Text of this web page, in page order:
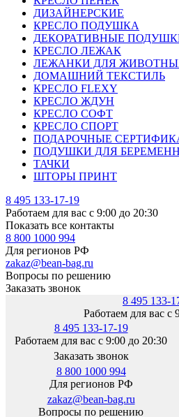
ДИЗАЙНЕРСКИЕ
КРЕСЛО ПОДУШКА
ДЕКОРАТИВНЫЕ
КРЕСЛО ЛЕЖАК
ЛЕЖАНКИ ДЛЯ
ДОМАШНИЙ ТЕКСТИЛЬ
КРЕСЛО FLEXY
КРЕСЛО ЖДУН
КРЕСЛО СОФТ
КРЕСЛО СПОРТ
ПОДАРОЧНЫЕ
ПОДУШКИ ДЛЯ
ТАЧКИ
ШТОРЫ ПРИНТ
8 495 133-17-19
Работаем для вас с 9:00 до 20:30
Показать все контакты
8 800 1000 994
Для регионов РФ
zakaz@bean-bag.ru
Вопросы по решению
Заказать звонок
8 495 133-
Работаем для вас с
8 495 133-17-19
Работаем для вас с 9:00 до 20:30
Заказать звонок
8 800 1000 994
Для регионов РФ
zakaz@bean-bag.ru
Вопросы по решению